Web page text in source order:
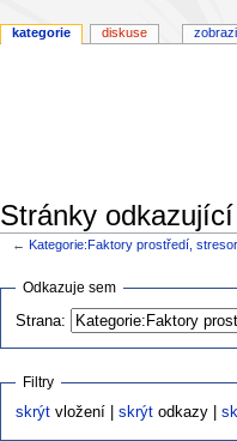
Stránky
←Kategorie:Faktory prostředí,
Skočit
navigaci
Skočit
vyhledávání
Odkazuje sem
Strana:
Filtry
skrýt vložení |skrýt odkazy |
kategorie diskuse